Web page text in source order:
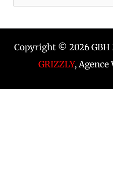
Copyright © 2026
GRIZZLY, Agence